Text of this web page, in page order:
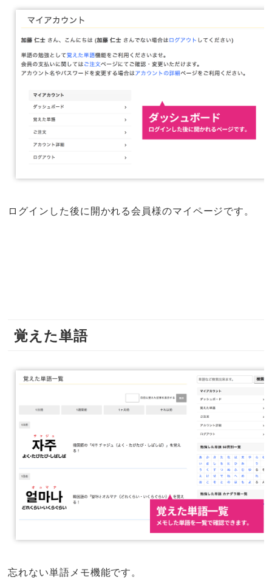
ログインした後に開かれる会員様のマイページです。
覚えた単語
忘れない単語メモ機能です。